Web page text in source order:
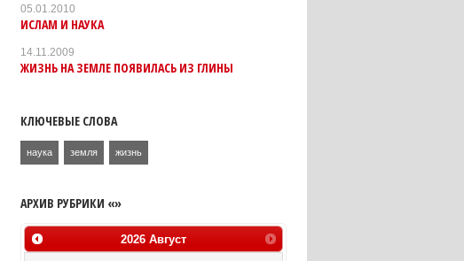
05.01.2010
ИСЛАМ И НАУКА
14.11.2009
ЖИЗНЬ НА ЗЕМЛЕ ПОЯВИЛАСЬ ИЗ ГЛИНЫ
КЛЮЧЕВЫЕ СЛОВА
наука земля жизнь
АРХИВ РУБРИКИ «»
2026 Август